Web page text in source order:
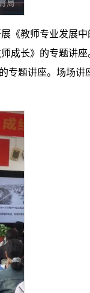
《教师专业发展
成长》的专题讲
专题讲座。场场讲